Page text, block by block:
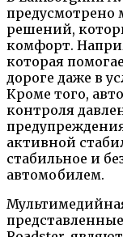
предусмотрено
решений,
комфорт.
которая
дороге даже в
Кроме того,
контроля
активной
стабильное и
автомобилем.